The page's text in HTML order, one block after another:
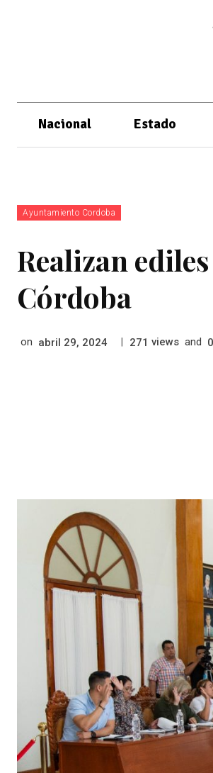
Nacional Estado
Ayuntamiento Cordoba
Realizan
Córdoba
on abril 29, 2024 271 views and 0